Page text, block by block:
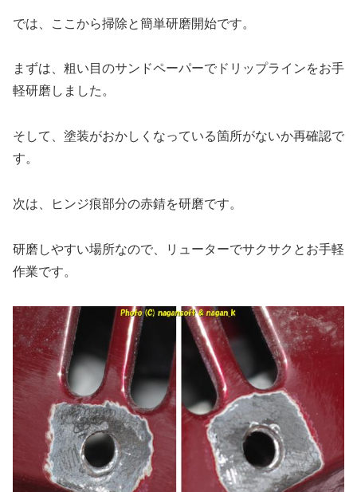
では、ここから掃除と簡単研磨開始です。
まずは、粗い目のサンドペーパーでドリップラインをお手
軽研磨しました。
そして、塗装がおかしくなっている箇所がないか再確認で
す。
次は、ヒンジ痕部分の赤錆を研磨です。
研磨しやすい場所なので、リューターでサクサクとお手軽
作業です。